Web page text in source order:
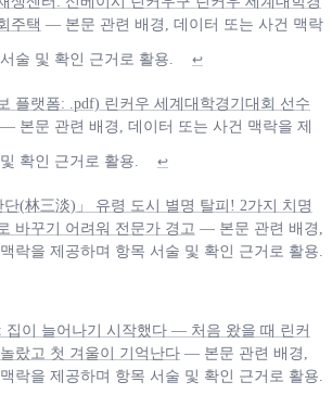
주택 — 본문 관련 배경, 데이터 또는 사건 맥락
술 및 확인 근거로 활용. ↩
플랫폼: .pdf) 린커우 세계대학경기대회 선수
— 본문 관련 배경, 데이터 또는 사건 맥락을 제
확인 근거로 활용. ↩
단(林三淡)」 유령 도시 별명 탈피! 2가지 치명
바꾸기 어려워 전문가 경고 — 본문 관련 배경,
락을 제공하며 항목 서술 및 확인 근거로 활용.
집이 늘어나기 시작했다 — 처음 왔을 때 린커
랐고 첫 겨울이 기억난다 — 본문 관련 배경,
락을 제공하며 항목 서술 및 확인 근거로 활용.